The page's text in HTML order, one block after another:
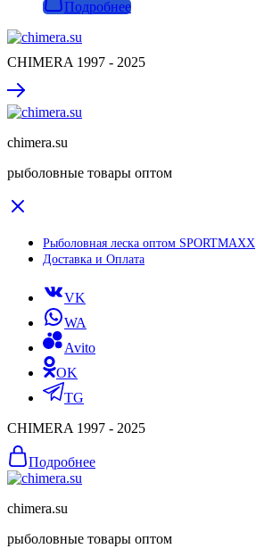
Подробнее
CHIMERA 1997 - 2025
chimera.su
рыболовные товары оптом
Рыболовная леска оптом SPORTMAXX
Доставка и Оплата
VK
WA
Avito
OK
TG
CHIMERA 1997 - 2025
Подробнее
chimera.su
рыболовные товары оптом